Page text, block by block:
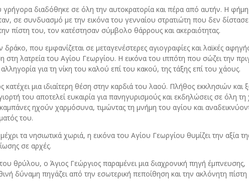
γρήγορα διαδόθηκε σε όλη την αυτοκρατορία και πέρα από αυτήν. Η
σε συνδυασμό με την εικόνα του γενναίου στρατιώτη που δεν
πίστη του, τον κατέστησαν σύμβολο θάρρους και ακεραιότητας.
που εμφανίζεται σε μεταγενέστερες αγιογραφίες και λαϊκές
στη λατρεία του Αγίου Γεωργίου. Η εικόνα του ιππότη που σώζει την
για τη νίκη του καλού επί του κακού, της τάξης επί του χάους.
μια ιδιαίτερη θέση στην καρδιά του λαού. Πλήθος εκκλησιών και
του αποτελεί ευκαιρία για πανηγυρισμούς και εκδηλώσεις σε όλη
ηχούν χαρμόσυνα, τιμώντας τη μνήμη του αγίου και
του.
τα νησιωτικά χωριά, η εικόνα του Αγίου Γεωργίου θυμίζει την αξία
σε αρχές.
θρύλου, ο Άγιος Γεώργιος παραμένει μια διαχρονική πηγή έμπνευσης,
δύναμη πηγάζει από την εσωτερική πεποίθηση και την ακλόνητη πίστη